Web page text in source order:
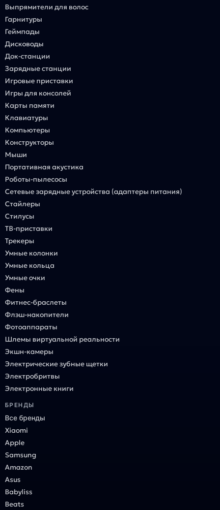
Выпрямители для волос
Гарнитуры
Геймпады
Дисководы
Док-станции
Зарядные станции
Игровые приставки
Игры для консолей
Карты памяти
Клавиатуры
Компьютеры
Конструкторы
Мыши
Портативная акустика
Роботы-пылесосы
Сетевые зарядные устройства (адаптеры питания)
Стайлеры
Стилусы
ТВ-приставки
Трекеры
Умные колонки
Умные кольца
Умные очки
Фены
Фитнес-браслеты
Флэш-накопители
Фотоаппараты
Шлемы виртуальной реальности
Экшн-камеры
Электрические зубные щетки
Электробритвы
Электронные книги
БРЕНДЫ
Все бренды
Xiaomi
Apple
Samsung
Amazon
Asus
Babyliss
Beats